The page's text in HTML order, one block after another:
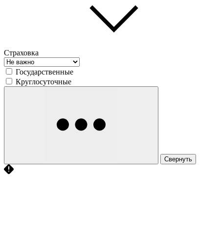
Страховка
Государственные
Круглосуточные
Свернуть